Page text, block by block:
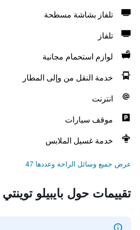
تلفاز بشاشة مسطحة
تلفاز
لوازم استحمام مجانية
خدمة النقل من وإلى المطار
انترنت
موقف سيارات
خدمة غسيل الملابس
عرض جميع وسائل الراحة وعددها 47
تقييمات حول بايبيلو توينتي